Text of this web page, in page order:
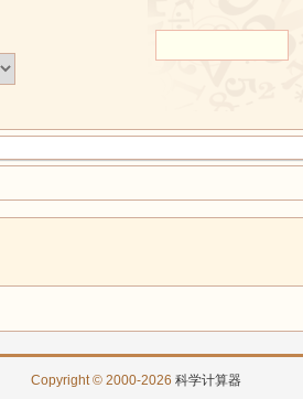
Copyright © 2000-2026 科学计算器